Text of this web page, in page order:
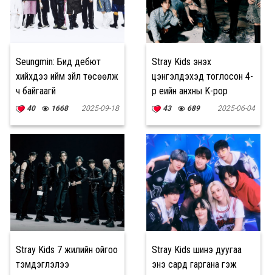
Seungmin: Бид дебют
хийхдээ ийм зүйл төсөөлж
ч байгаагүй
40 1668 2025-09-18
Stray Kids энэхүү
цэнгэлдэхэд тоглосон 4-
р үеийн анхны K-pop
хамтлаг болж түүхэн
43 689 2025-06-04
Stray Kids 7 жилийн ойгоо
тэмдэглэлээ
Stray Kids шинэ дуугаа
энэ сард гаргана гэж